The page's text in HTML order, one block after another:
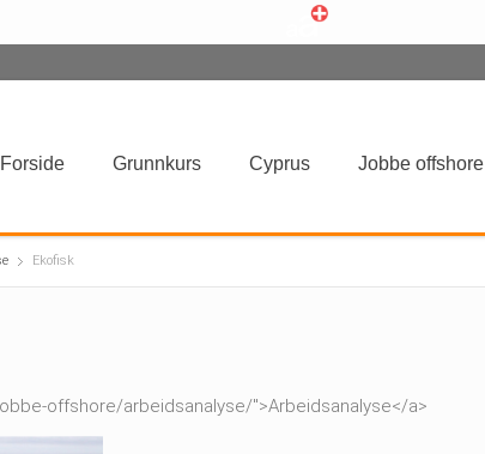
Forside Grunnkurs Cyprus Jobbe offshore
Ekofisk
offshore/arbeidsanalyse/">Arbeidsanalyse</a>